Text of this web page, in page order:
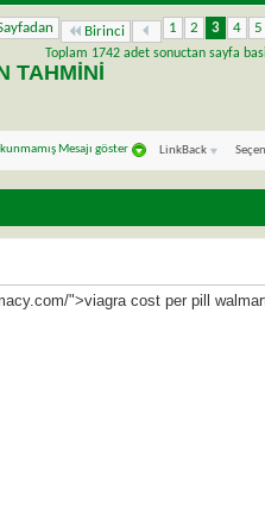
Birinci 1 2 3 4 5
Toplam 1742 adet sonuctan sayfa
TAHMINI
Mesajı göster LinkBack
">viagra cost per pill